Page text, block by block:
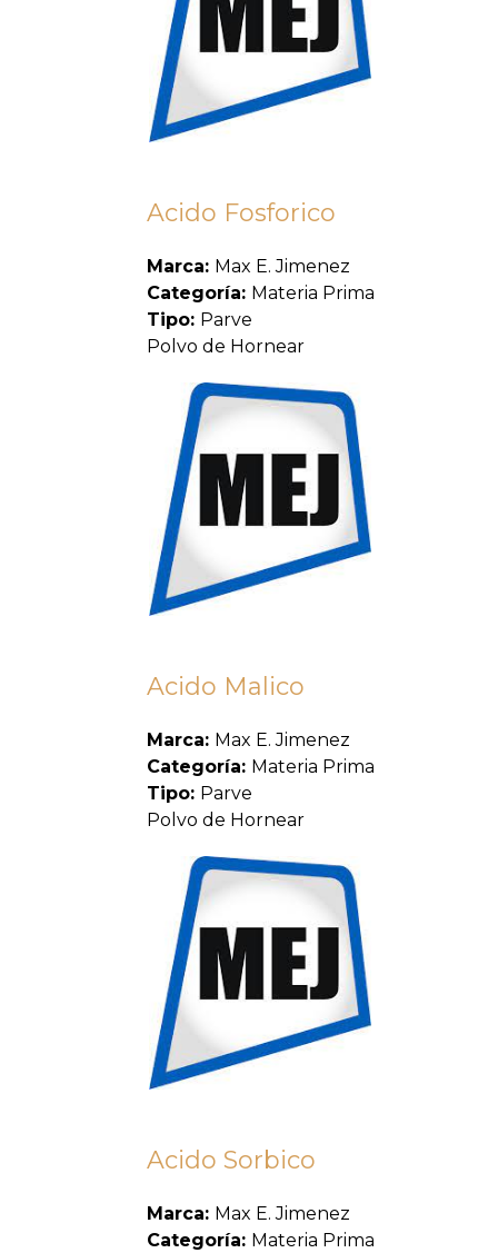
Acido Fosforico
Marca: Max E. Jimenez
Categoría: Materia Prima
Tipo: Parve
Polvo de Hornear
Acido Malico
Marca: Max E. Jimenez
Categoría: Materia Prima
Tipo: Parve
Polvo de Hornear
Acido Sorbico
Marca: Max E. Jimenez
Categoría: Materia Prima